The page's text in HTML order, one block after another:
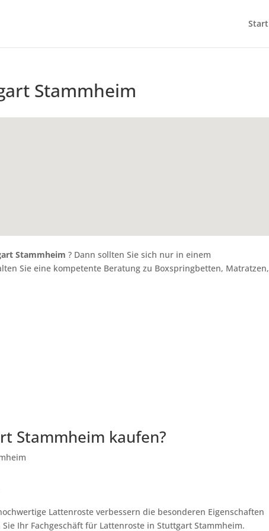
Start
Stammheim
Stammheim ? Dann sollten Sie sich nur in einem
Sie eine kompetente Beratung zu Boxspringbetten, Matratzen,
Stammheim kaufen?
Lattenroste verbessern die besonderen Eigenschaften
Ihr Fachgeschäft für Lattenroste in Stuttgart Stammheim.